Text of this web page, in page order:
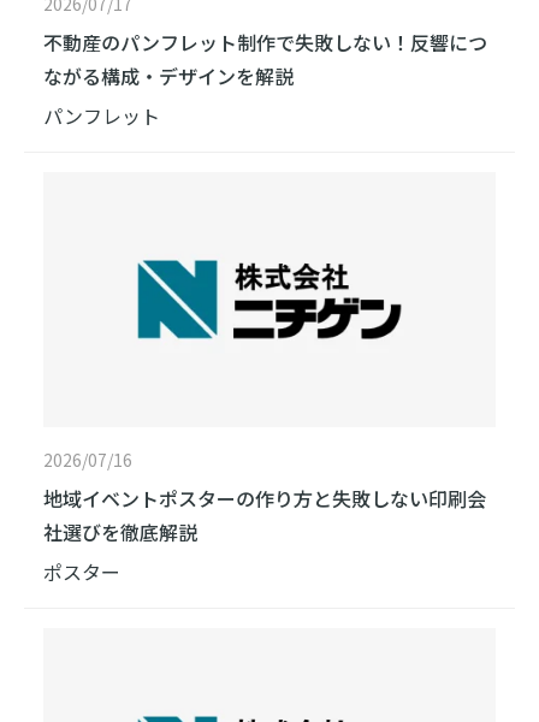
不動産のパンフレット制作で失敗しない！反響につ
ながる構成・デザインを解説
パンフレット
2026/07/16
地域イベントポスターの作り方と失敗しない印刷会
社選びを徹底解説
ポスター